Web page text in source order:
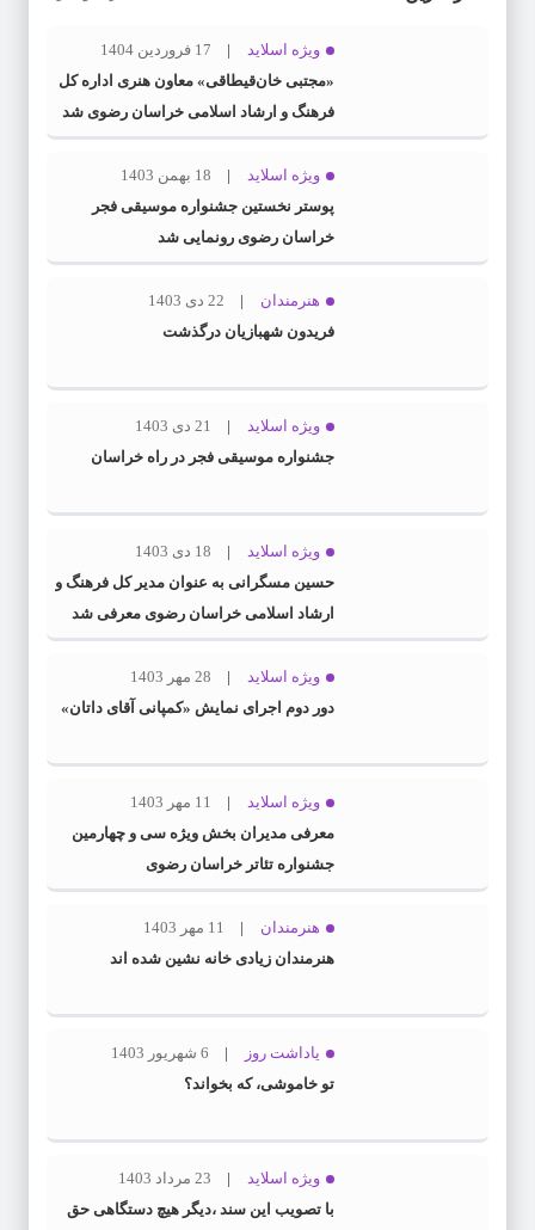
ویژه اسلاید
17 فروردین 1404
«مجتبی خان‌قیطاقی» معاون هنری اداره کل
فرهنگ و ارشاد اسلامی خراسان رضوی شد
ویژه اسلاید
18 بهمن 1403
پوستر نخستین جشنواره موسیقی فجر
خراسان رضوی رونمایی شد
هنرمندان
22 دی 1403
فریدون شهبازیان درگذشت
ویژه اسلاید
21 دی 1403
جشنواره موسیقی فجر در راه خراسان
ویژه اسلاید
18 دی 1403
حسین مسگرانی به عنوان مدیر کل فرهنگ و
ارشاد اسلامی خراسان رضوی معرفی شد
ویژه اسلاید
28 مهر 1403
دور دوم اجرای نمایش «کمپانی آقای داتان»
ویژه اسلاید
11 مهر 1403
معرفی مدیران بخش ویژه سی و چهارمین
جشنواره تئاتر خراسان رضوی
هنرمندان
11 مهر 1403
هنرمندان زیادی خانه نشین شده اند
یاداشت روز
6 شهریور 1403
تو خاموشی، که بخواند؟
ویژه اسلاید
23 مرداد 1403
با تصویب این سند ،دیگر هیچ دستگاهی حق